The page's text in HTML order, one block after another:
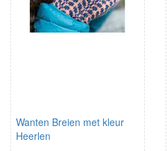
Wanten Breien met kleur
Heerlen